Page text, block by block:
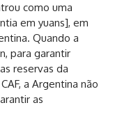
como uma
em yuans], em
Quando a
para garantir
reservas da
a Argentina não
as